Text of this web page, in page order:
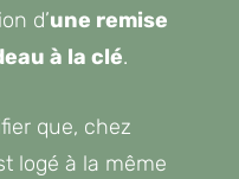
d’une remise
à la clé.
que, chez
logé à la même